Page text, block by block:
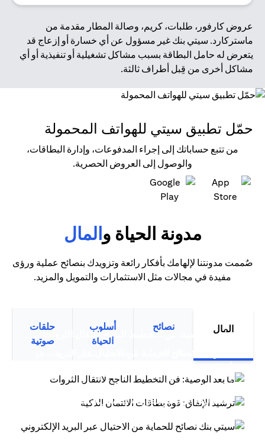
عروض كارفور، طلبات، كريم، وصالة المطار مقدمة من
ماستركارد. سيتي بنك غير مسؤول عن أي خسارة أو إزعاج قد
يتعرض له حامل البطاقة بسبب مشاكل تشغيلية أو تنفيذية أو أي
مشاكل أخرى من قِبل أطراف ثالثة.
حمّل تطبيق سيتي للهواتف المحمولة
من تتبع حساباتك إلى إجراء المدفوعات، وإدارة البطاقات،
والوصول إلى العروض الحصرية.
مدونة الحياة و المال
صُممت مدونتنا لإلهامك بأفكار رائعة وتزويدك بنصائح عملية ورؤى
مفيدة في مجالات مثل الاستثمارات والتمويل والمزيد.
المال نصائح
أسلوب
الحياة
حلقات
صوتية
ما بعد الوصية: فن التخطيط الناجح لانتقال الثروات (opens in a new tab)
التخطيط لانتقال الثروات التخطيط لانتقال الثروات هو
ترشيد الإنفاق: قوة بطاقات الائتمان الذكية
سيتي بنك نصائح للحماية من الاحتيال عبر البريد
أسلوب الاحتيال عبر البريد الإلكتروني يتظاهر
المحتالون بأنهم موظفون لدى سيتي وسيخبرونك أنه